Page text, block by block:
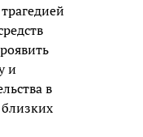
и
в